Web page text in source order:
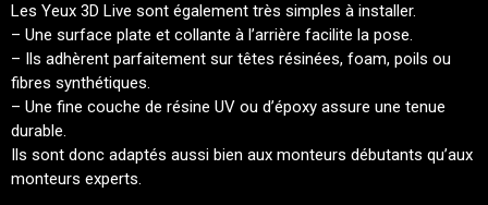
Les Yeux 3D Live sont également très simples à installer.
– Une surface plate et collante à l’arrière facilite la pose.
– Ils adhèrent parfaitement sur têtes résinées, foam, poils ou
fibres synthétiques.
– Une fine couche de résine UV ou d’époxy assure une tenue
durable.
Ils sont donc adaptés aussi bien aux monteurs débutants qu’aux
monteurs experts.